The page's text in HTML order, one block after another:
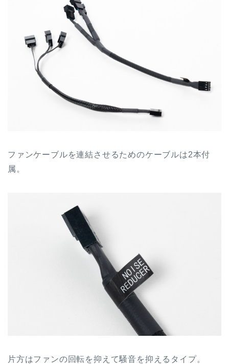
ファンケーブルを連結させるためのケーブルは2本付
属。
片方はファンの回転を抑えて騒音を抑えるタイプ。